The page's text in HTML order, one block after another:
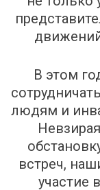
В этом
людям и
встреч,
участие